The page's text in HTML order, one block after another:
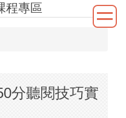
程專區
分聽閱技巧實